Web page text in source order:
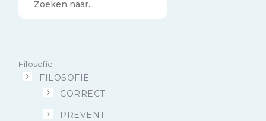
naar...
Filosofie
FILOSOFIE
CORRECT
PREVENT